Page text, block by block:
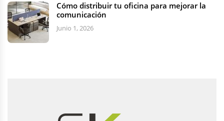
Cómo distribuir tu oficina para mejorar la
comunicación
Junio 1, 2026